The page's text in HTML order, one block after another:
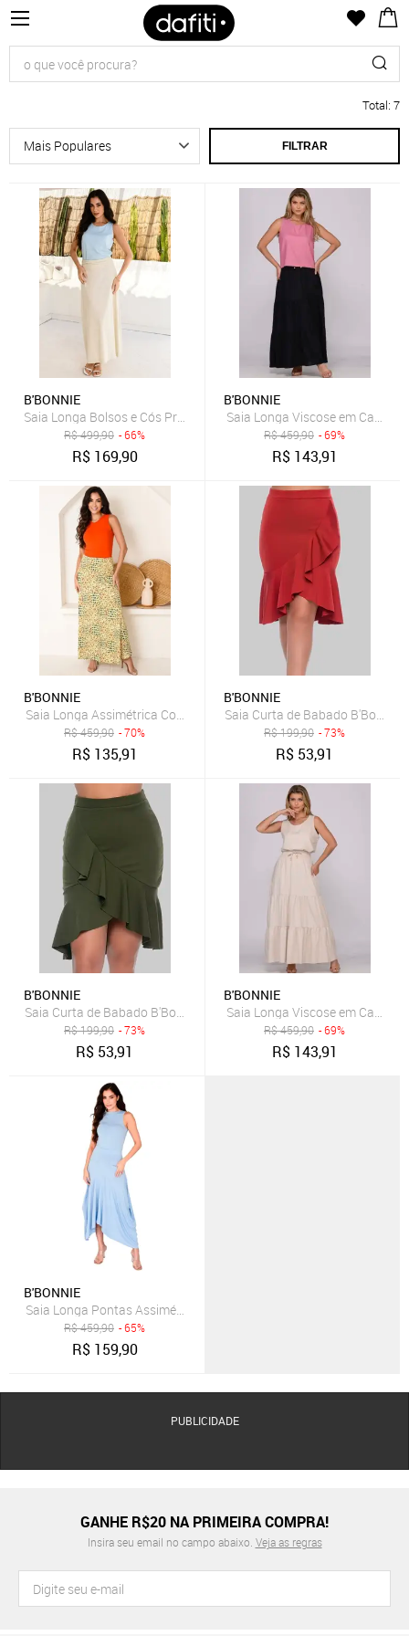
Total: 7
FILTRAR
B'BONNIE
Saia Longa Bolsos e Cós Pregueado B’Bonnie Débora Bege
R$499,90 - 66%
R$ 169,90
B'BONNIE
Saia Longa Viscose em
R$459,90 - 69%
R$ 143,91
B'BONNIE
Saia Longa Assimétrica Com Bolsos B’Bonnie Úrsula Floral Laranja
R$459,90 - 70%
R$ 135,91
B'BONNIE
Saia Curta de Babado B'Bonnie
R$199,90 - 73%
R$ 53,91
B'BONNIE
Saia Curta de Babado B'Bonnie Leonora Verde Militar
R$199,90 - 73%
R$ 53,91
B'BONNIE
Saia Longa Viscose em
R$459,90 - 69%
R$ 143,91
B'BONNIE
Saia Longa Pontas Assimétricas e Bolsos B’Bonnie Aline Azul
R$459,90 - 65%
R$ 159,90
PUBLICIDADE
GANHE R$20 NA PRIMEIRA COMPRA!
Insira seu email no campo abaixo. Veja as regras